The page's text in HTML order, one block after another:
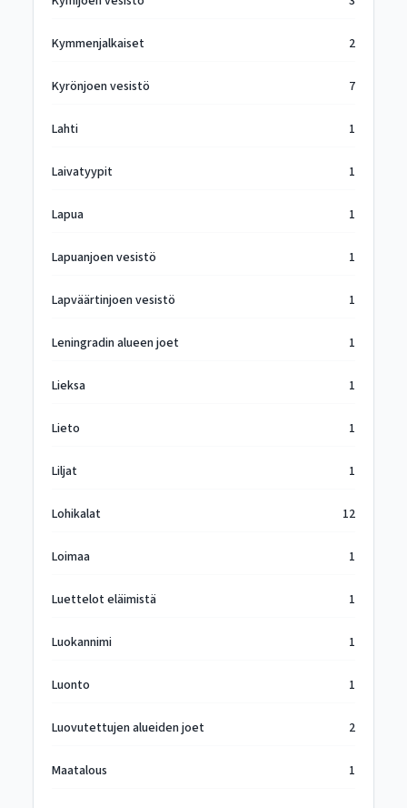
Kymmenjalkaiset 2
Kyrönjoen vesistö 7
Lahti 1
Laivatyypit 1
Lapua 1
Lapuanjoen vesistö 1
Lapväärtinjoen vesistö 1
Leningradin alueen joet 1
Lieksa 1
Lieto 1
Liljat 1
Lohikalat 12
Loimaa 1
Luettelot eläimistä 1
Luokannimi 1
Luonto 1
Luovutettujen alueiden joet 2
Maatalous 1